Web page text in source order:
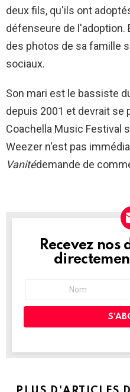
deux fils, qu'ils ont
défenseure de
des photos de sa famille
sociaux.
Son mari est le bassiste
depuis 2001 et devrait se
Coachella Music Festival
Weezer n'est pas
Vanitédemande de
NEWSLETTER
Recevez